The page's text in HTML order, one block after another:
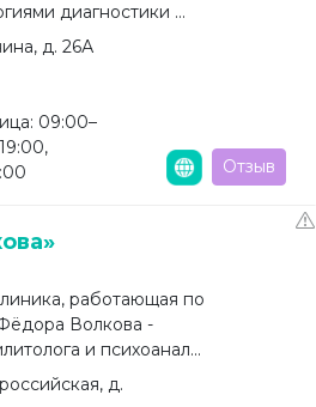
диагностики ...
д. 26А
09:00–
Отзыв
работающая по
Волкова -
и психоанал...
д.